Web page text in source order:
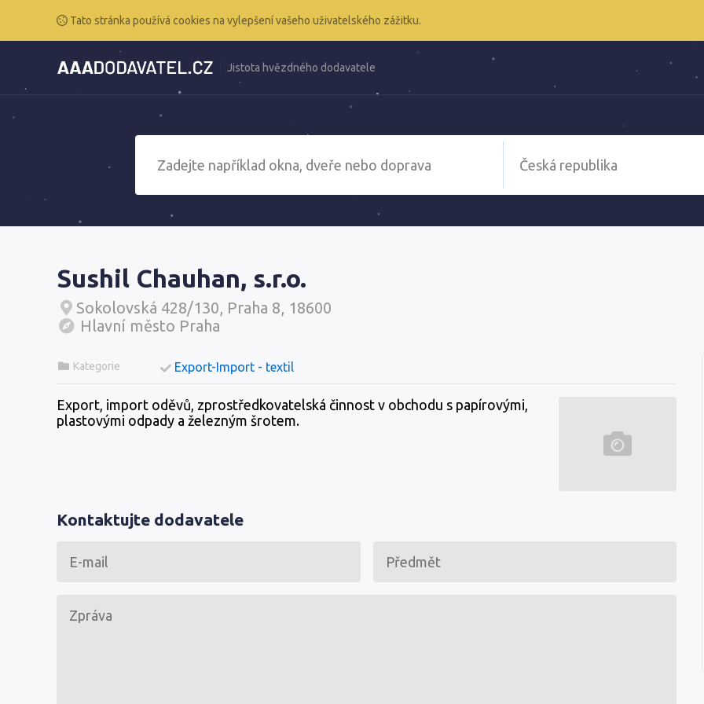
Tato stránka používá cookies na vylepšení vašeho uživatelského zážitku.
Jistota hvězdného dodavatele
Sushil Chauhan, s.r.o.
Sokolovská 428/130, Praha 8, 18600
Hlavní město Praha
Kategorie Export-Import - textil
Export, import oděvů, zprostředkovatelská činnost v obchodu s papírovými,
plastovými odpady a železným šrotem.
Kontaktujte dodavatele